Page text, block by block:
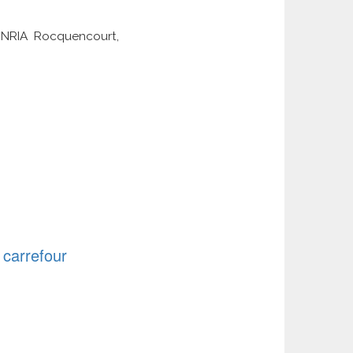
Rocquencourt,